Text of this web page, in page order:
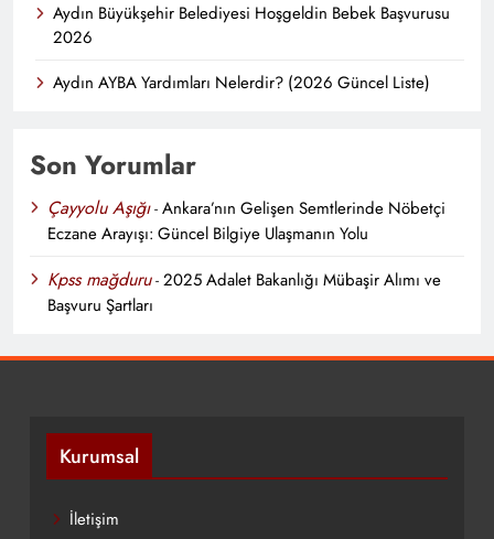
Aydın Büyükşehir Belediyesi Hoşgeldin Bebek Başvurusu
2026
Aydın AYBA Yardımları Nelerdir? (2026 Güncel Liste)
Son Yorumlar
Çayyolu Aşığı-Ankara’nın Gelişen Semtlerinde Nöbetçi
Eczane Arayışı: Güncel Bilgiye Ulaşmanın Yolu
Kpss mağduru-2025 Adalet Bakanlığı Mübaşir Alımı ve
Başvuru Şartları
Kurumsal
İletişim